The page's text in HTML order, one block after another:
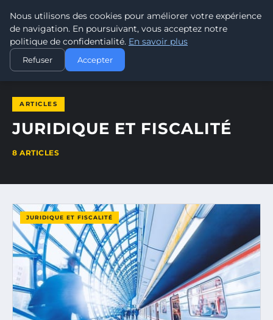
LEAD REVOLUTION
ACCUEIL JURIDIQUE ET FISCALITÉ
ARTICLES
JURIDIQUE ET FISCALITÉ
8 ARTICLES
JURIDIQUE ET FISCALITÉ
Nous utilisons des cookies pour améliorer votre expérience
de navigation. En poursuivant, vous acceptez notre
politique de confidentialité. En savoir plus
Refuser Accepter